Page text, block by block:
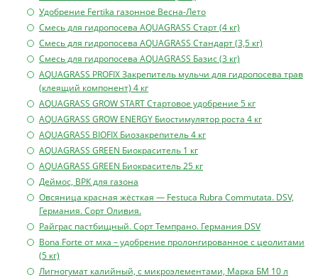
Удобрение Fertikа газонное Весна-Лето
Смесь для гидропосева AQUAGRASS Старт (4 кг)
Смесь для гидропосева AQUAGRASS Стандарт (3,5 кг)
Смесь для гидропосева AQUAGRASS Базис (3 кг)
AQUAGRASS PROFIX Закрепитель мульчи для гидропосева трав
(клеящий компонент) 4 кг
AQUAGRASS GROW START Стартовое удобрение 5 кг
AQUAGRASS GROW ENERGY Биостимулятор роста 4 кг
AQUAGRASS BIOFIX Биозакрепитель 4 кг
AQUAGRASS GREEN Биокраситель 1 кг
AQUAGRASS GREEN Биокраситель 25 кг
Деймос, ВРК для газона
Овсяница красная жёсткая — Festuca Rubra Commutata. DSV,
Германия. Сорт Оливия.
Райграс пастбищный. Сорт Темпрано. Германия DSV
Bona Forte от мха – удобрение пролонгированное с цеолитами
(5 кг)
Лигногумат калийный, с микроэлементами, Марка БМ 10 л